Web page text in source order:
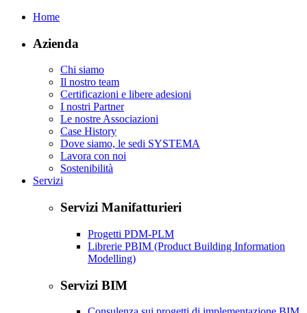
Home
Azienda
Chi siamo
Il nostro team
Certificazioni e libere adesioni
I nostri Partner
Le nostre Associazioni
Case History
Dove siamo, le sedi SYSTEMA
Lavora con noi
Sostenibilità
Servizi
Servizi Manifatturieri
Progetti PDM-PLM
Librerie PBIM (Product Building Information
Modelling)
Servizi BIM